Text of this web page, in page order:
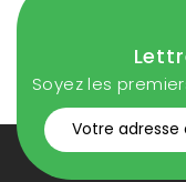
Soyez les